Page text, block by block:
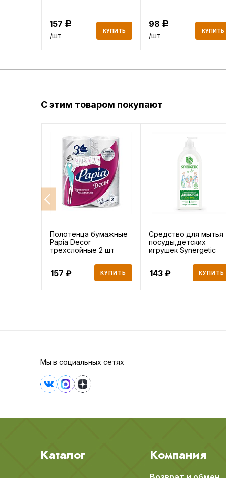
157 Р
/шт
КУПИТЬ
98 Р
/шт
КУПИТЬ
С этим товаром покупают
Полотенца бумажные
Papia Decor
трехслойные 2 шт
157 КУПИТЬ
Средство для мытья
посуды,детских
игрушек Synergetic
143 КУПИТЬ
Мы в социальных сетях
Каталог Компания